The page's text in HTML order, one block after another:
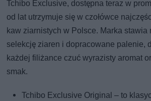
Tchibo Exclusive, dostępna teraz w
od lat utrzymuje się w czołówce
kaw ziarnistych w Polsce. Marka stawia
selekcję ziaren i dopracowane palenie,
każdej filiżance czuć wyrazisty aromat
smak.
Tchibo Exclusive Original – to